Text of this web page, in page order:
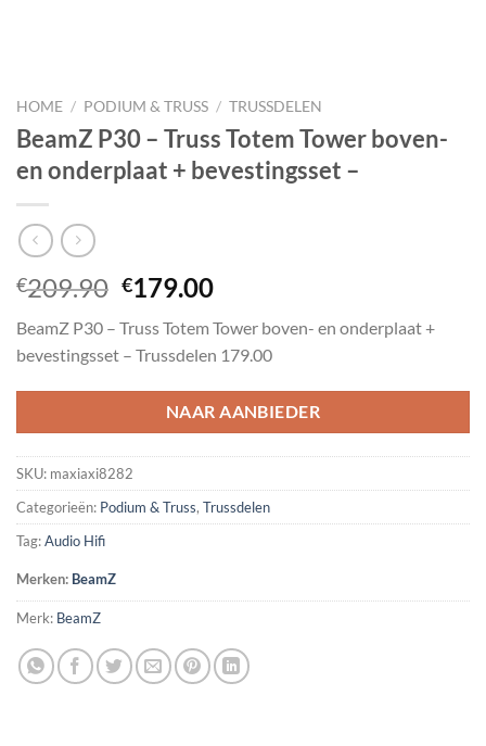
HOME / PODIUM & TRUSS / TRUSSDELEN
BeamZ P30 – Truss Totem Tower boven-
en onderplaat + bevestingsset –
€209.90 Oorspronkelijke
was:
€209.90.
€179.00Huidige
is:
€179.00.
BeamZ P30 – Truss Totem Tower boven- en onderplaat +
bevestingsset – Trussdelen 179.00
NAAR AANBIEDER
SKU: maxiaxi8282
Categorieën: Podium & Truss, Trussdelen
Tag:Audio Hifi
Merken: BeamZ
Merk: BeamZ